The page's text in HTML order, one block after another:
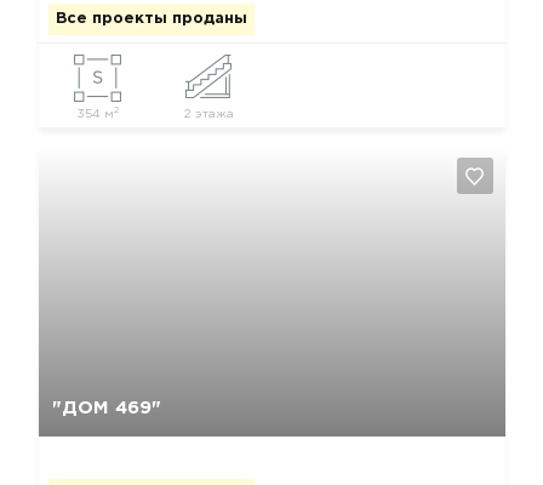
Все проекты проданы
354 м 2 2 этажа
"ДОМ 469"